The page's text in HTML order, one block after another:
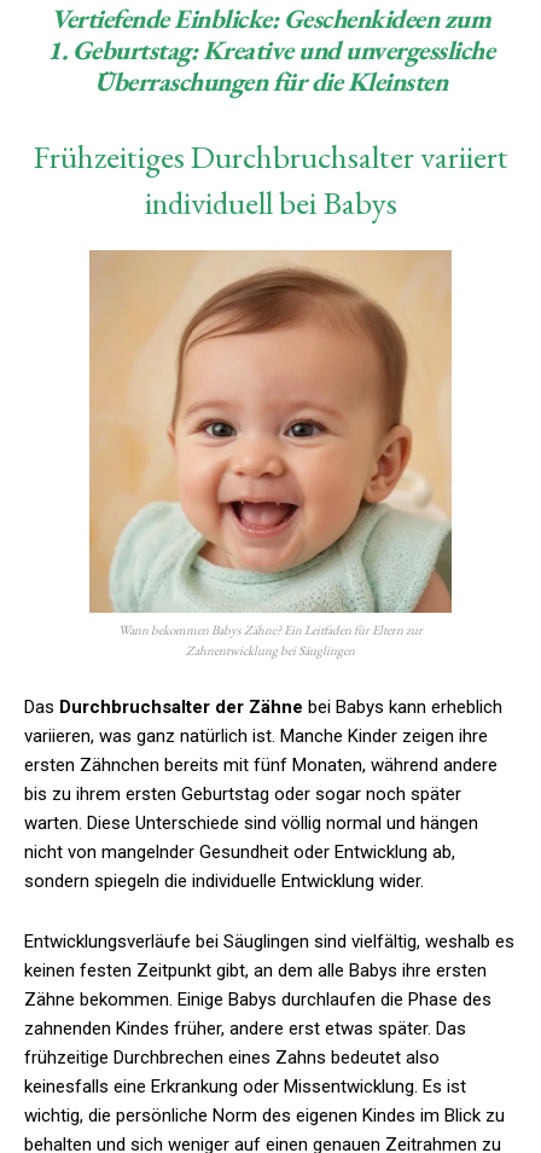
Vertiefende Einblicke:Geschenkideen zum
1. Geburtstag: Kreative und unvergessliche
Überraschungen für die Kleinsten
Frühzeitiges Durchbruchsalter variiert
individuell bei Babys
Wann bekommen Babys Zähne? Ein Leitfaden für Eltern zur
Zahnentwicklung bei Säuglingen
Das Durchbruchsalter der Zähne bei Babys kann erheblich
variieren, was ganz natürlich ist. Manche Kinder zeigen ihre
ersten Zähnchen bereits mit fünf Monaten, während andere
bis zu ihrem ersten Geburtstag oder sogar noch später
warten. Diese Unterschiede sind völlig normal und hängen
nicht von mangelnder Gesundheit oder Entwicklung ab,
sondern spiegeln die individuelle Entwicklung wider.
Entwicklungsverläufe bei Säuglingen sind vielfältig, weshalb es
keinen festen Zeitpunkt gibt, an dem alle Babys ihre ersten
Zähne bekommen. Einige Babys durchlaufen die Phase des
zahnenden Kindes früher, andere erst etwas später. Das
frühzeitige Durchbrechen eines Zahns bedeutet also
keinesfalls eine Erkrankung oder Missentwicklung. Es ist
wichtig, die persönliche Norm des eigenen Kindes im Blick zu
behalten und sich weniger auf einen genauen Zeitrahmen zu